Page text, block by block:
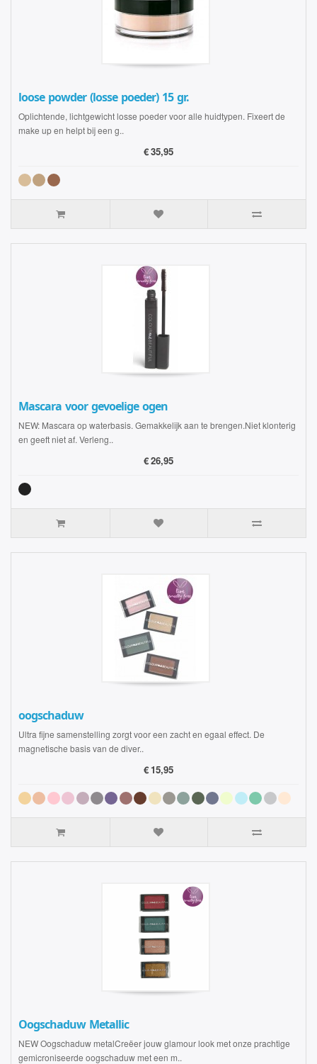
loose powder (losse poeder) 15 gr.
Oplichtende, lichtgewicht losse poeder voor alle huidtypen. Fixeert de
make up en helpt bij een g..
€ 35,95
Mascara voor gevoelige ogen
NEW: Mascara op waterbasis. Gemakkelijk aan te brengen.Niet klonterig
en geeft niet af. Verleng..
€ 26,95
oogschaduw
Ultra fijne samenstelling zorgt voor een zacht en egaal effect. De
magnetische basis van de diver..
€ 15,95
Oogschaduw Metallic
NEW Oogschaduw metalCreëer jouw glamour look met onze prachtige
gemicroniseerde oogschaduw met een m..